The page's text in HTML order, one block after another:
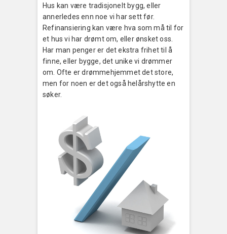
Hus kan være tradisjonelt bygg, eller
annerledes enn noe vi har sett før.
Refinansiering kan være hva som må til for
et hus vi har drømt om, eller ønsket oss.
Har man penger er det ekstra frihet til å
finne, eller bygge, det unike vi drømmer
om. Ofte er drømmehjemmet det store,
men for noen er det også helårshytte en
søker.